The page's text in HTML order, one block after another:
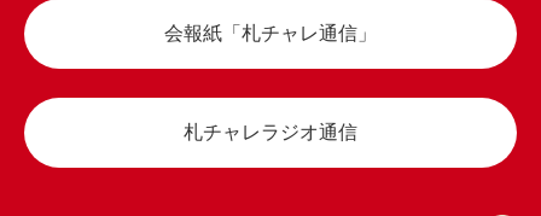
会報紙「札チャレ通信」
札チャレラジオ通信